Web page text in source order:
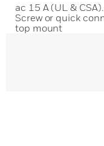
ac 15 A (UL &
Screw or quick
top mount